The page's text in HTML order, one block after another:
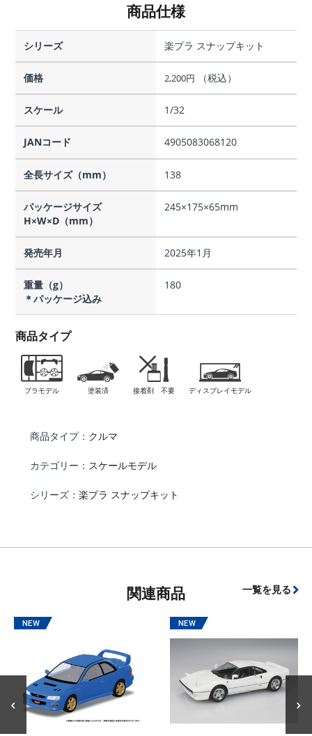
商品仕様
シリーズ 楽プラ スナップキット
価格 2,200円 （税込）
スケール 1/32
JANコード 4905083068120
全長サイズ（mm） 138
パッケージサイズ
H×W×D（mm）
245×175×65mm
発売年月 2025年1月
重量（g）
＊パッケージ込み
180
商品タイプ
プラモデル 塗装済 接着剤 不要 ディスプレイモデル
商品タイプ： クルマ
カテゴリー： スケールモデル
シリーズ： 楽プラ スナップキット
関連商品 一覧を見る